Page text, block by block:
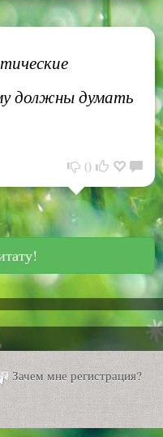
должны думать
0
Зачем мне регистрация?